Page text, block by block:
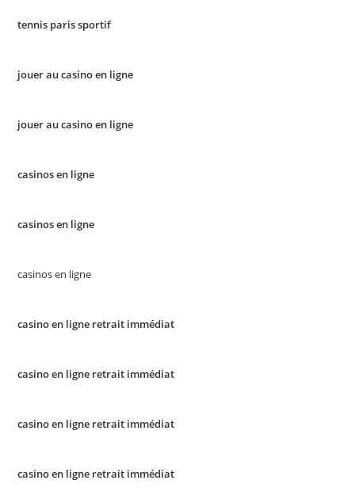
tennis paris sportif
jouer au casino en ligne
jouer au casino en ligne
casinos en ligne
casinos en ligne
casinos en ligne
casino en ligne retrait immédiat
casino en ligne retrait immédiat
casino en ligne retrait immédiat
casino en ligne retrait immédiat